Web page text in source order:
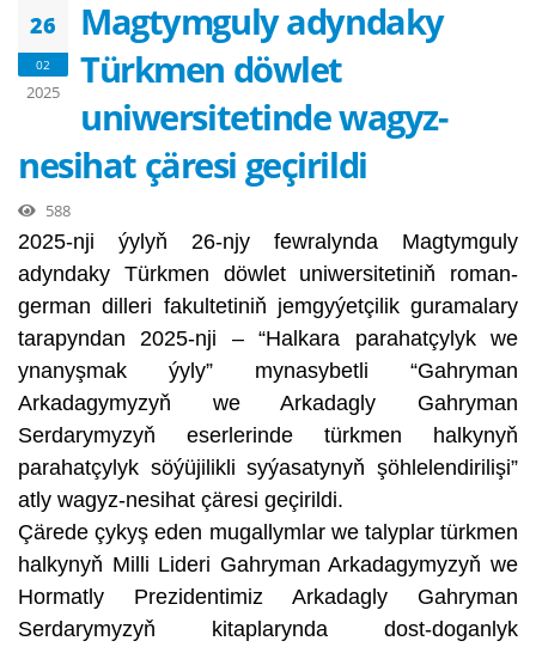
26
02
2025
Magtymguly adyndaky
Türkmen döwlet
uniwersitetinde wagyz-
nesihat çäresi geçirildi
588
2025-nji ýylyň 26-njy fewralynda Magtymguly
adyndaky Türkmen döwlet uniwersitetiniň roman-
german dilleri fakultetiniň jemgyýetçilik guramalary
tarapyndan 2025-nji – “Halkara parahatçylyk we
ynanyşmak ýyly” mynasybetli “Gahryman
Arkadagymyzyň we Arkadagly Gahryman
Serdarymyzyň eserlerinde türkmen halkynyň
parahatçylyk söýüjilikli syýasatynyň şöhlelendirilişi”
atly wagyz-nesihat çäresi geçirildi.
Çärede çykyş eden mugallymlar we talyplar türkmen
halkynyň Milli Lideri Gahryman Arkadagymyzyň we
Hormatly Prezidentimiz Arkadagly Gahryman
Serdarymyzyň kitaplarynda dost-doganlyk